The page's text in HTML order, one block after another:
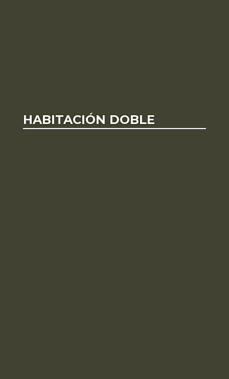
HABITACIÓN DOBLE